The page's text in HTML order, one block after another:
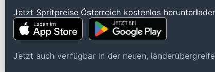
Jetzt Spritpreise Österreich kostenlos
Jetzt auch verfügbar in der neuen,